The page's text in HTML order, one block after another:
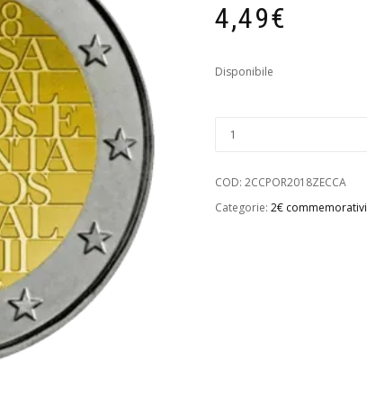
4,49€
Disponibile
COD: 2CCPOR2018ZECCA
Categorie: 2€ commemorativi